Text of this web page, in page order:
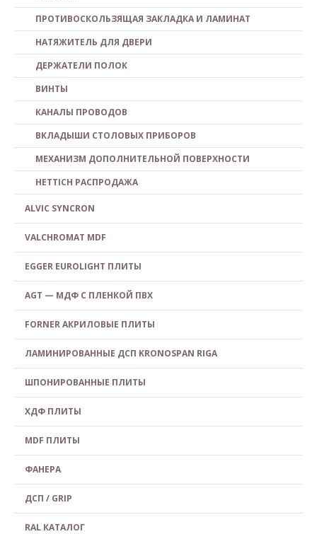
ПРОТИВОСКОЛЬЗЯЩАЯ ЗАКЛАДКА И ЛАМИНАТ
НАТЯЖИТЕЛЬ ДЛЯ ДВЕРИ
ДЕРЖАТЕЛИ ПОЛОК
ВИНТЫ
КАНАЛЫ ПРОВОДОВ
ВКЛАДЫШИ СТОЛОВЫХ ПРИБОРОВ
МЕХАНИЗМ ДОПОЛНИТЕЛЬНОЙ ПОВЕРХНОСТИ
HETTICH PACПPOДAЖA
ALVIC SYNCRON
VALCHROMAT MDF
EGGER EUROLIGHT ПЛИТЫ
AGT — МДФ С ПЛЕНКОЙ ПВХ
FORNER АКРИЛОВЫЕ ПЛИТЫ
ЛАМИНИРОВАННЫЕ ДСП KRONOSPAN RIGA
ШПОНИРОВАННЫЕ ПЛИТЫ
ХДФ ПЛИТЫ
MDF ПЛИТЫ
ФАНЕРА
ДСП / GRIP
RAL КАТАЛОГ